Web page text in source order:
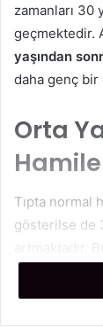
zamanları 30
geçmektedir.
yaşından
daha genç
Orta
Tıpta normal
gösterilse de